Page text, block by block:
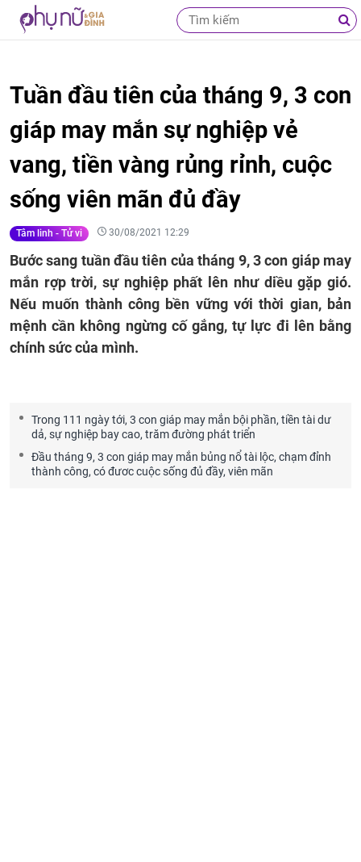
Tuần đầu tiên của tháng 9, 3 con
giáp may mắn sự nghiệp vẻ
vang, tiền vàng rủng rỉnh, cuộc
sống viên mãn đủ đầy
Tâm linh - Tử vi 30/08/2021 12:29
Bước sang tuần đầu tiên của tháng 9, 3 con giáp may
mắn rợp trời, sự nghiệp phất lên như diều gặp gió.
Nếu muốn thành công bền vững với thời gian, bản
mệnh cần không ngừng cố gắng, tự lực đi lên bằng
chính sức của mình.
Trong 111 ngày tới, 3 con giáp may mắn bội phần, tiền tài dư
dả, sự nghiệp bay cao, trăm đường phát triển
Đầu tháng 9, 3 con giáp may mắn bủng nổ tài lộc, chạm đỉnh
thành công, có đươc cuộc sống đủ đầy, viên mãn